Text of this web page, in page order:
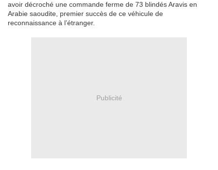
avoir décroché une commande ferme de 73 blindés Aravis en
Arabie saoudite, premier succès de ce véhicule de
reconnaissance à l’étranger.
Publicité